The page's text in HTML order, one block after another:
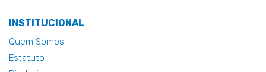
INSTITUCIONAL
Quem Somos
Estatuto